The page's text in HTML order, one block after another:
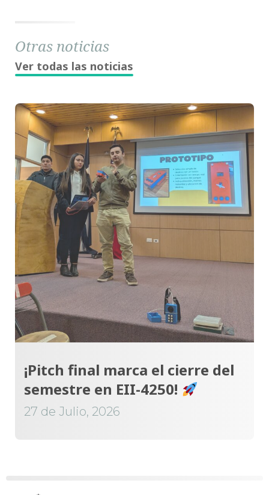
Otras noticias
Ver todas las noticias
¡Pitch final marca el cierre del
semestre en EII-4250!
27 de Julio, 2026